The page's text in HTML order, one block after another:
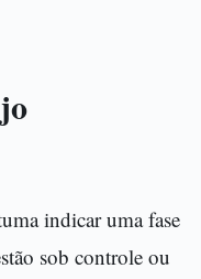
indicar uma fase
sob controle ou